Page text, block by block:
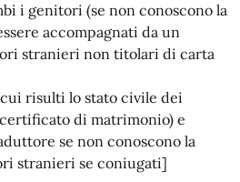
i genitori (se non conoscono la
accompagnati da un
stranieri non titolari di carta
risulti lo stato civile dei
di matrimonio) e
se non conoscono la
stranieri se coniugati]